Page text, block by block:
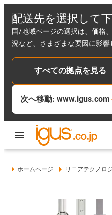
配送先を選択して
国/地域ページの選択は、価格
況など、さまざまな要因に影響
すべての拠点を見る
次へ移動: www.igus.com
ホームページ リニアテクノロ